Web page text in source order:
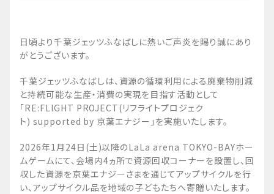
日頃より千葉ジェッツふなばしに熱いご声炎を賜り誠にあり
がとうございます。
千葉ジェッツふなばしは、資源の循環利用による廃棄物削減
と持続可能な生産・消費の実現を目指す活動として
「RE:FLIGHT PROJECT(リフライトプロジェク
ト) supported by 京葉エナジー」を実施いたします。
2026年1月24日(土)以降のLaLa arena TOKYO-BAYホー
ムゲームにて、会場内4ヵ所で資源回収コーナーを設置し、回
収した資源を京葉エナジーさまを通じてアップサイクルを行
い、アップサイクル品を地域の子どもたちへ寄贈いたします。